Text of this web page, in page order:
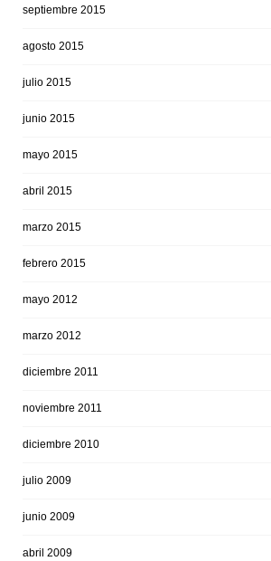
septiembre 2015
agosto 2015
julio 2015
junio 2015
mayo 2015
abril 2015
marzo 2015
febrero 2015
mayo 2012
marzo 2012
diciembre 2011
noviembre 2011
diciembre 2010
julio 2009
junio 2009
abril 2009